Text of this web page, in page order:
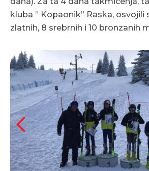
kluba ” Kopaonik” Raska, osvojili
zlatnih, 8 srebrnih i 10 bronzanih